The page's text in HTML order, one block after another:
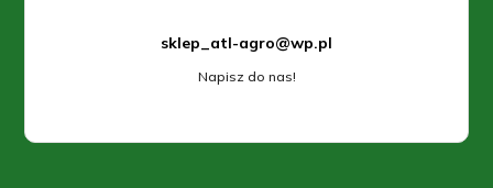
sklep_atl-agro@wp.pl
Napisz do nas!